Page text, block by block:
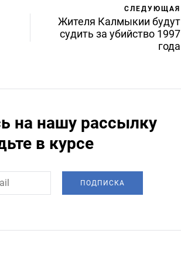
СЛЕДУЮЩАЯ
Жителя Калмыкии будут
судить за убийство 1997
года
на нашу рассылку
в курсе
ПОДПИСКА